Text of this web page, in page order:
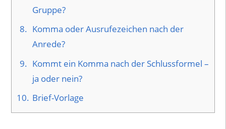
Gruppe?
8. Komma oder Ausrufezeichen nach der
Anrede?
9. Kommt ein Komma nach der Schlussformel –
ja oder nein?
10. Brief-Vorlage